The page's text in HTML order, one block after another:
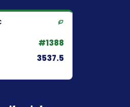
#1388
3537.5